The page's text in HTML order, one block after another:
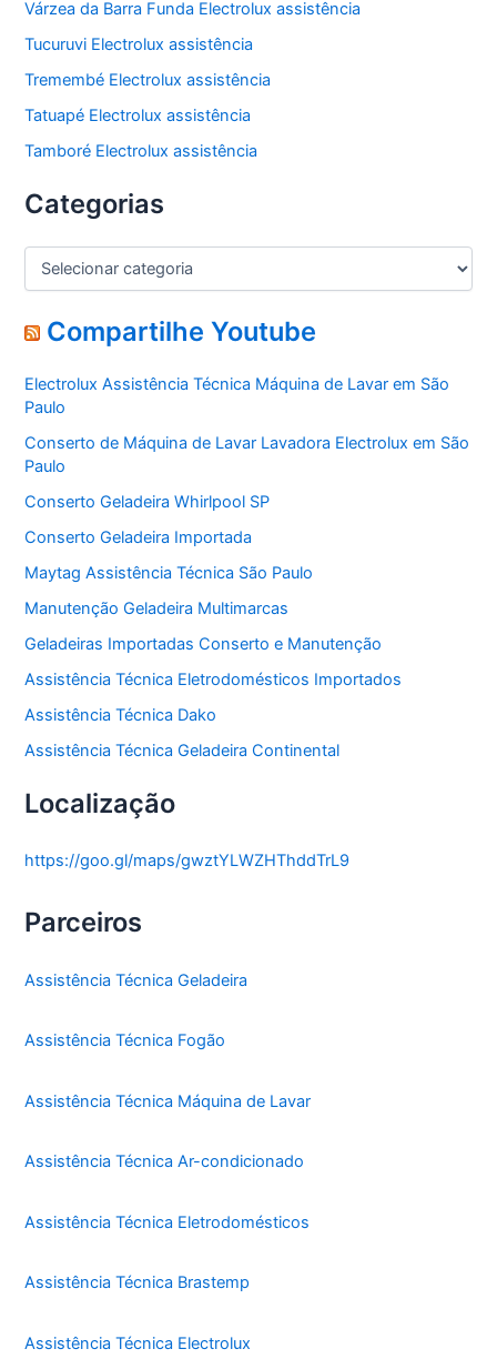
Várzea da Barra Funda Electrolux assistência
Tucuruvi Electrolux assistência
Tremembé Electrolux assistência
Tatuapé Electrolux assistência
Tamboré Electrolux assistência
Categorias
C
e
g
r
i
a
s
Compartilhe Youtube
Electrolux Assistência Técnica Máquina de Lavar em São
Paulo
Conserto de Máquina de Lavar Lavadora Electrolux em São
Paulo
Conserto Geladeira Whirlpool SP
Conserto Geladeira Importada
Maytag Assistência Técnica São Paulo
Manutenção Geladeira Multimarcas
Geladeiras Importadas Conserto e Manutenção
Assistência Técnica Eletrodomésticos Importados
Assistência Técnica Dako
Assistência Técnica Geladeira Continental
Localização
https://goo.gl/maps/gwztYLWZHThddTrL9
Parceiros
Assistência Técnica Geladeira
Assistência Técnica Fogão
Assistência Técnica Máquina de Lavar
Assistência Técnica Ar-condicionado
Assistência Técnica Eletrodomésticos
Assistência Técnica Brastemp
Assistência Técnica Electrolux